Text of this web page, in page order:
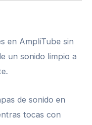
en AmpliTube sin
un sonido limpio a
de sonido en
tocas con